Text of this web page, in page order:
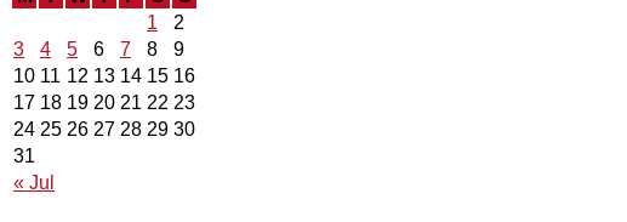
« Jul
1
2
3
4 5 6 7 8
9
10 11 12 13 14 15 16
17 18 19 20 21 22 23
24 25 26 27 28 29 30
31